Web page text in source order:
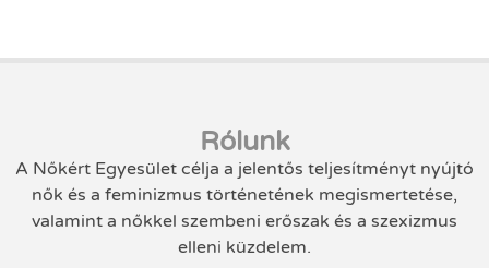
Rólunk
A Nőkért Egyesület célja a jelentős teljesítményt nyújtó
nők és a feminizmus történetének megismertetése,
valamint a nőkkel szembeni erőszak és a szexizmus
elleni küzdelem.